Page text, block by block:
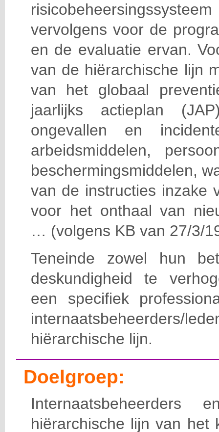
vervolgens voor de
en de evaluatie ervan.
van de hiërarchische lijn
van het globaal
jaarlijks actieplan
ongevallen en
arbeidsmiddelen,
beschermingsmiddelen,
van de instructies inzake
voor het onthaal van
… (volgens KB van 27/3/
Teneinde zowel hun
deskundigheid te
een specifiek
hiërarchische lijn.
Doelgroep:
hiërarchische lijn van het